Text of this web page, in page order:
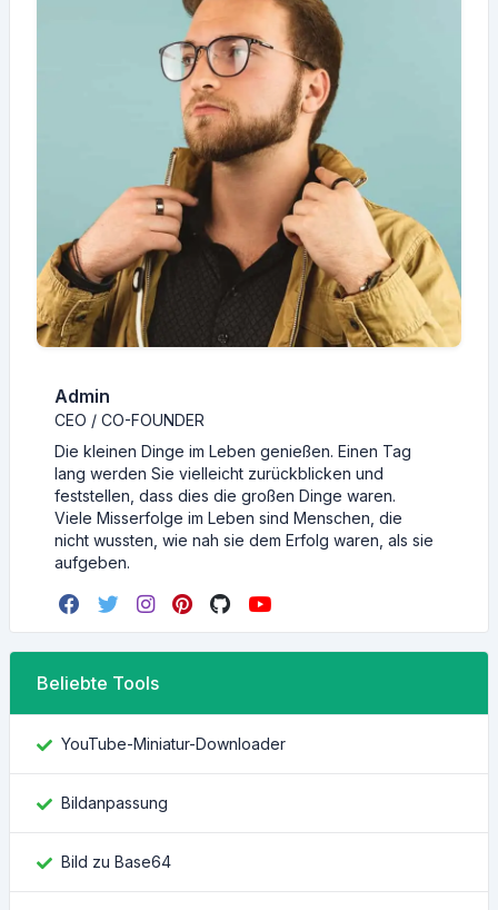
Admin
CEO / CO-FOUNDER
Die kleinen Dinge im Leben genießen. Einen Tag
lang werden Sie vielleicht zurückblicken und
feststellen, dass dies die großen Dinge waren.
Viele Misserfolge im Leben sind Menschen, die
nicht wussten, wie nah sie dem Erfolg waren, als sie
aufgeben.
Beliebte Tools
YouTube-Miniatur-Downloader
Bildanpassung
Bild zu Base64